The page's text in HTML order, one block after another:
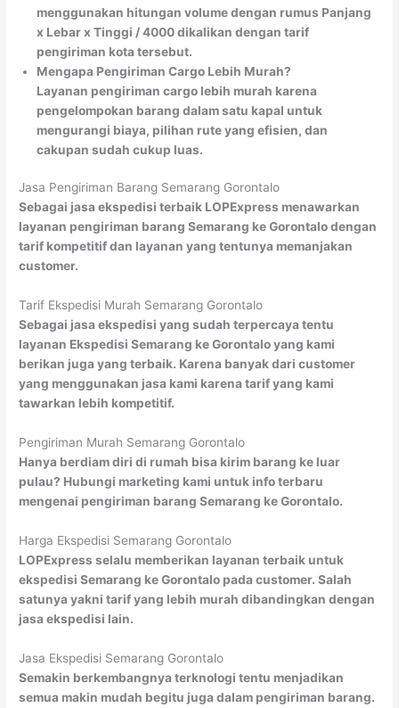
menggunakan hitungan volume dengan rumus Panjang
x Lebar x Tinggi / 4000 dikalikan dengan tarif
pengiriman kota tersebut.
Mengapa Pengiriman Cargo Lebih Murah?
Layanan pengiriman cargo lebih murah karena
pengelompokan barang dalam satu kapal untuk
mengurangi biaya, pilihan rute yang efisien, dan
cakupan sudah cukup luas.
Jasa Pengiriman Barang Semarang Gorontalo
Sebagai jasa ekspedisi terbaik LOPExpress menawarkan
layanan pengiriman barang Semarang ke Gorontalo dengan
tarif kompetitif dan layanan yang tentunya memanjakan
customer.
Tarif Ekspedisi Murah Semarang Gorontalo
Sebagai jasa ekspedisi yang sudah terpercaya tentu
layanan Ekspedisi Semarang ke Gorontalo yang kami
berikan juga yang terbaik. Karena banyak dari customer
yang menggunakan jasa kami karena tarif yang kami
tawarkan lebih kompetitif.
Pengiriman Murah Semarang Gorontalo
Hanya berdiam diri di rumah bisa kirim barang ke luar
pulau? Hubungi marketing kami untuk info terbaru
mengenai pengiriman barang Semarang ke Gorontalo.
Harga Ekspedisi Semarang Gorontalo
LOPExpress selalu memberikan layanan terbaik untuk
ekspedisi Semarang ke Gorontalo pada customer. Salah
satunya yakni tarif yang lebih murah dibandingkan dengan
jasa ekspedisi lain.
Jasa Ekspedisi Semarang Gorontalo
Semakin berkembangnya terknologi tentu menjadikan
semua makin mudah begitu juga dalam pengiriman barang.